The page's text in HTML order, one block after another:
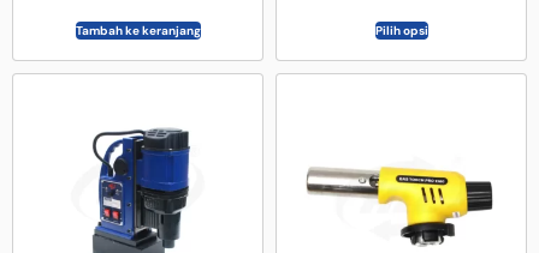
Tambah ke keranjang Pilih opsi